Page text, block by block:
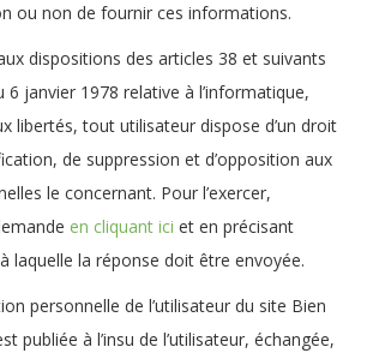
ou non de fournir ces informations.
dispositions des articles 38 et suivants
6 janvier 1978 relative à l’informatique,
libertés, tout utilisateur dispose d’un droit
de suppression et d’opposition aux
le concernant. Pour l’exercer,
en cliquant ici et en précisant
laquelle la réponse doit être envoyée.
personnelle de l’utilisateur du site Bien
publiée à l’insu de l’utilisateur, échangée,